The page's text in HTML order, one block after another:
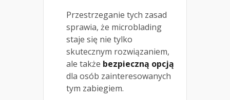
Przestrzeganie tych zasad
sprawia, że microblading
staje się nie tylko
skutecznym rozwiązaniem,
ale także bezpieczną opcją
dla osób zainteresowanych
tym zabiegiem.